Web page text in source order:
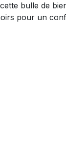
bulle de
pour un